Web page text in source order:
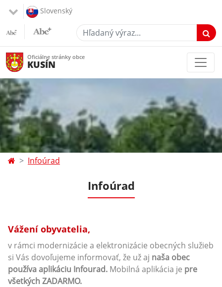
Slovenský
Hľadaný výraz...
Oficiálne stránky obce
KUSÍN
Infoúrad
Infoúrad
Vážení obyvatelia,
v rámci modernizácie a elektronizácie obecných služieb
si Vás dovoľujeme informovať, že už aj naša obec
používa aplikáciu Infourad. Mobilná aplikácia je pre
všetkých ZADARMO.